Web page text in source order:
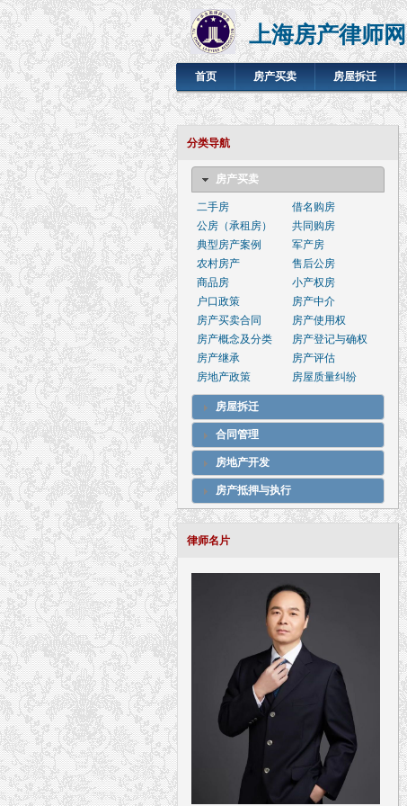
上海房产律师网
首页 房产买卖 房屋拆迁
分类导航
房产买卖
二手房
借名购房
公房（承租房）
共同购房
典型房产案例
军产房
农村房产
售后公房
商品房
小产权房
户口政策
房产中介
房产买卖合同
房产使用权
房产概念及分类
房产登记与确权
房产继承
房产评估
房地产政策
房屋质量纠纷
房屋拆迁
合同管理
房地产开发
房产抵押与执行
律师名片